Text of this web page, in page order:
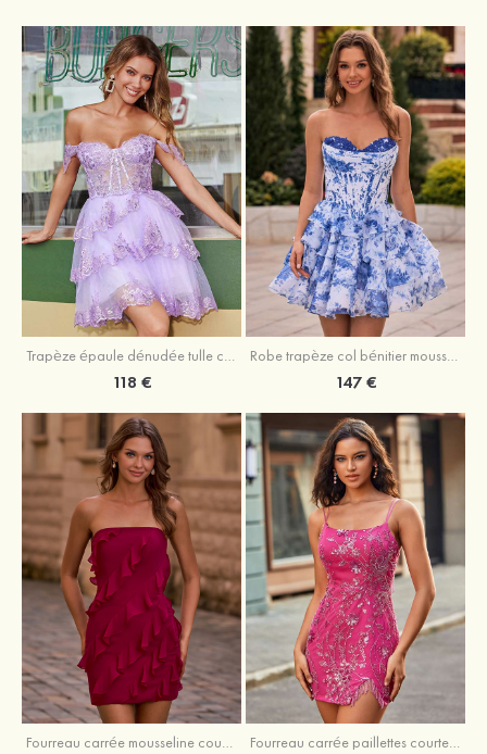
Trapèze épaule dénudée tulle courte/mini robe de fête de la rentrée avec paillettes
118 €
Robe trapèze col bénitier mousseline courte/mini robe de fête de la rentrée avec appliqué
147 €
Fourreau carrée mousseline courte/mini robe de fête de la rentré avec volants Fourreau carrée paillettes courte/mini robe de fête de la rentrée